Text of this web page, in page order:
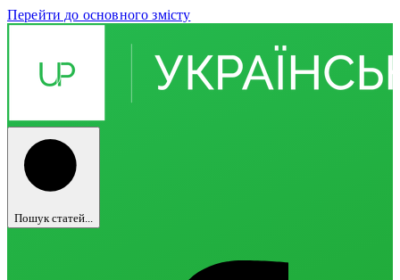
Перейти до основного змісту
Пошук статей...